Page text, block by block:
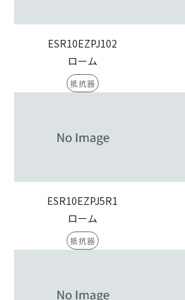
ESR10EZPJ102
ローム
抵抗器
ESR10EZPJ5R1
ローム
抵抗器